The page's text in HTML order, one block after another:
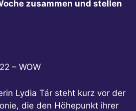
zusammen und stellen
– WOW
Lydia Tár steht kurz vor der
die den Höhepunkt ihrer